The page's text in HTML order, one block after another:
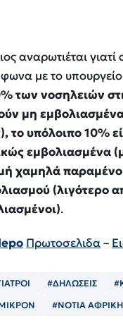
αναρωτιέται γιατί
με το υπουργείο
των νοσηλειών
μη
το υπόλοιπο 10%
εμβολιασμένα
χαμηλά
(λιγότερο
.
Πρωτοσελιδα–
#ΔΗΛΩΣΕΙΣ
#ΝΟΤΙΑ ΑΦΡΙΚΗ